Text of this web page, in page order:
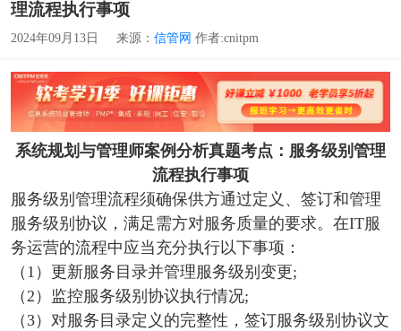
理流程执行事项
2024年09月13日 来源： 信管网 作者:cnitpm
系统规划与管理师案例分析真题考点：服务级别管理
流程执行事项
服务级别管理流程须确保供方通过定义、签订和管理
服务级别协议，满足需方对服务质量的要求。在IT服
务运营的流程中应当充分执行以下事项：
（1）更新服务目录并管理服务级别变更;
（2）监控服务级别协议执行情况;
（3）对服务目录定义的完整性，签订服务级别协议文